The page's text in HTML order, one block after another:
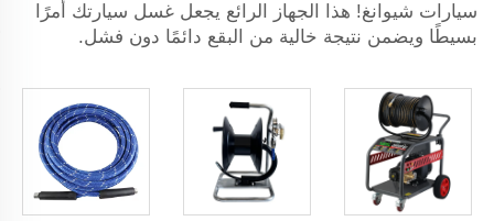
سيارات شيوانغ! هذا الجهاز الرائع يجعل غسل سيارتك أمرًا
بسيطًا ويضمن نتيجة خالية من البقع دائمًا دون فشل.